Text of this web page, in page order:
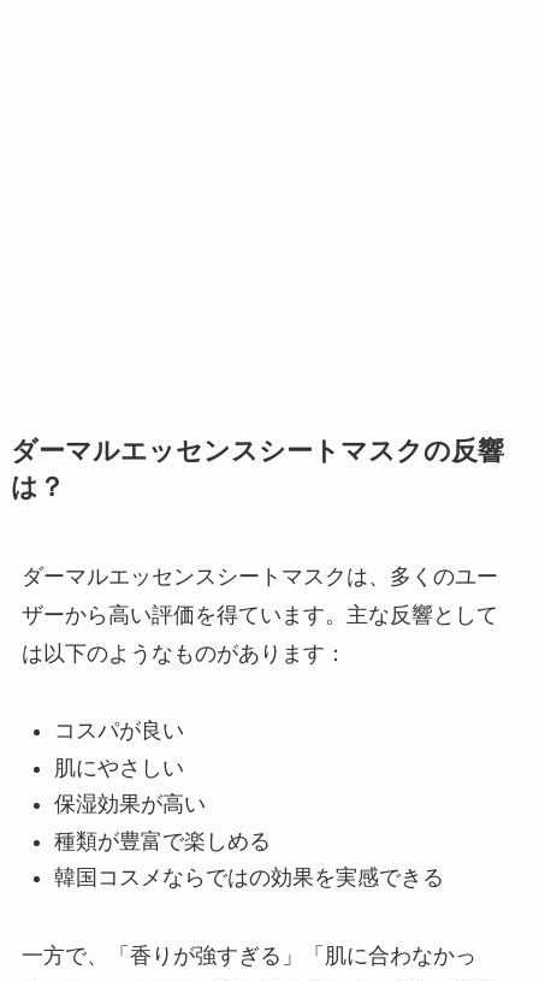
ダーマルエッセンスシートマスクの反響
は？
ダーマルエッセンスシートマスクは、多くのユー
ザーから高い評価を得ています。主な反響として
は以下のようなものがあります：
コスパが良い
肌にやさしい
保湿効果が高い
種類が豊富で楽しめる
韓国コスメならではの効果を実感できる
一方で、「香りが強すぎる」「肌に合わなかっ